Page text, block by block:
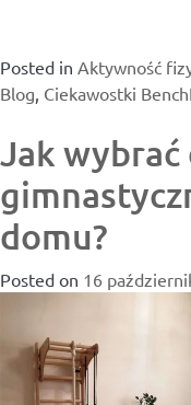
Posted in Aktywność
Blog Ciekawostki
Jak
domu?
Posted on 16